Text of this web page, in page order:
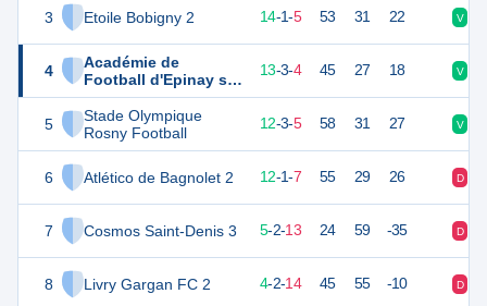
3 Etoile Bobigny 2
4
Académie de
Football d'Epinay sur
Seine 2
5
Stade Olympique
Rosny Football
6 Atlético de Bagnolet 2
7 Cosmos Saint-Denis 3
8 Livry Gargan FC 2
43 14-1-5 53 31 22 V
13-3-4 45 27 18 V
38 12-3-5 58 31 27 V
36 20 12-1-7 55 29 26 D
16 20 5-2-13 24 59 -35 D
14 4-2-14 45 55 -10 D